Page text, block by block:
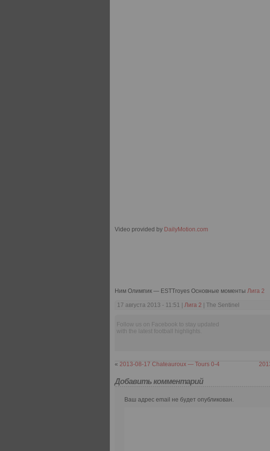
Video provided by DailyMotion.com
Ним Олимпик — ESTTroyes Основные моменты Лига 2
17 августа 2013 - 11:51 | Лига 2 | The Sentinel
Follow us on Facebook to stay updated
with the latest football highlights.
« 2013-08-17 Chateauroux — Tours 0-4
Добавить комментарий
Ваш адрес email не будет опубликован.